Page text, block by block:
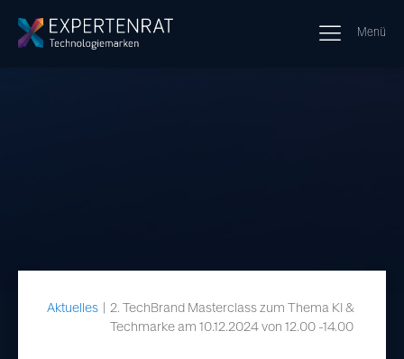
Menü
Aktuelles
2. TechBrand Masterclass zum Thema KI &
Techmarke am 10.12.2024 von 12.00 -14.00